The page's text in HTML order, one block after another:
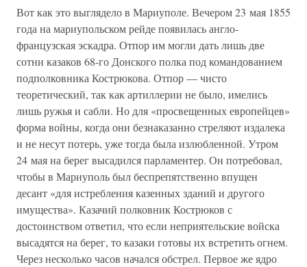
Вот как это выглядело в Мариуполе. Вечером 23 мая 1855
года на мариупольском рейде появилась англо-
французская эскадра. Отпор им могли дать лишь две
сотни казаков 68-го Донского полка под командованием
подполковника Кострюкова. Отпор — чисто
теоретический, так как артиллерии не было, имелись
лишь ружья и сабли. Но для «просвещенных европейцев»
форма войны, когда они безнаказанно стреляют издалека
и не несут потерь, уже тогда была излюбленной. Утром
24 мая на берег высадился парламентер. Он потребовал,
чтобы в Мариуполь был беспрепятственно впущен
десант «для истребления казенных зданий и другого
имущества». Казачий полковник Кострюков с
достоинством ответил, что если неприятельские войска
высадятся на берег, то казаки готовы их встретить огнем.
Через несколько часов начался обстрел. Первое же ядро